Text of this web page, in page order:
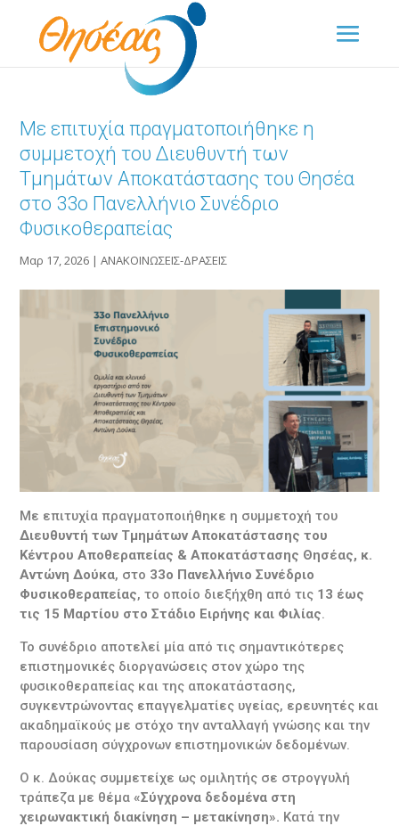
Με επιτυχία πραγματοποιήθηκε η
συμμετοχή του Διευθυντή των
Τμημάτων Αποκατάστασης του Θησέα
στο 33ο Πανελλήνιο Συνέδριο
Φυσικοθεραπείας
Μαρ 17, 2026 |ΑΝΑΚΟΙΝΩΣΕΙΣ-ΔΡΑΣΕΙΣ
Με επιτυχία πραγματοποιήθηκε η συμμετοχή του
Διευθυντή των Τμημάτων Αποκατάστασης του
Κέντρου Αποθεραπείας & Αποκατάστασης Θησέας, κ.
Αντώνη Δούκα, στο 33ο Πανελλήνιο Συνέδριο
Φυσικοθεραπείας, το οποίο διεξήχθη από τις 13 έως
τις 15 Μαρτίου στο Στάδιο Ειρήνης και Φιλίας.
Το συνέδριο αποτελεί μία από τις σημαντικότερες
επιστημονικές διοργανώσεις στον χώρο της
φυσικοθεραπείας και της αποκατάστασης,
συγκεντρώνοντας επαγγελματίες υγείας, ερευνητές και
ακαδημαϊκούς με στόχο την ανταλλαγή γνώσης και την
παρουσίαση σύγχρονων επιστημονικών δεδομένων.
Ο κ. Δούκας συμμετείχε ως ομιλητής σε στρογγυλή
τράπεζα με θέμα«Σύγχρονα δεδομένα στη
χειρωνακτική διακίνηση – μετακίνηση». Κατά την